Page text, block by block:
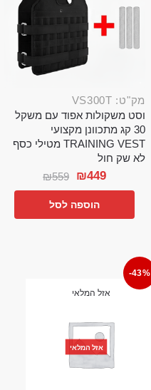
מק"ט: VS300T
וסט משקולות אפוד עם משקל
30 קג מתכוונן מקצועי
TRAINING VEST מטילי כסף
לא שק חול
₪559 ₪449
הוספה לסל
-43%
אזל המלאי
אזל המלאי